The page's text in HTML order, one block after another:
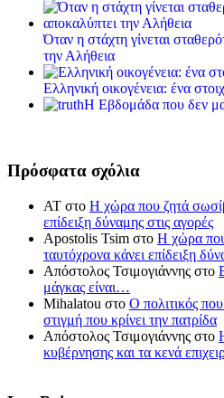
Όταν η στάχτη γίνεται
την Αλήθεια
Ελληνική οικογένεια: ένα
Η Εβδομάδα που δεν
Πρόσφατα σχόλια
ΑΤ στο Η χώρα που ζητά
επίδειξη δύναμης στις αγορές
Apostolis Tsim στο Η χώρα που
ταυτόχρονα κάνει επίδειξη
Απόστολος Τσιμογιάννης στο
μάγκας είναι…
Mihalatou στο Ο πολιτικός
στιγμή που κρίνει την πατρίδα
Απόστολος Τσιμογιάννης στο
κυβέρνησης και τα κενά